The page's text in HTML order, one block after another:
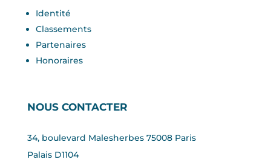
Identité
Classements
Partenaires
Honoraires
NOUS CONTACTER
34, boulevard Malesherbes 75008 Paris
Palais D1104